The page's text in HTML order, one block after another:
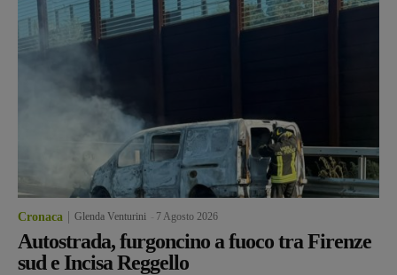
Cronaca Glenda Venturini 7 Agosto 2026
Autostrada, furgoncino a fuoco tra Firenze
sud e Incisa Reggello